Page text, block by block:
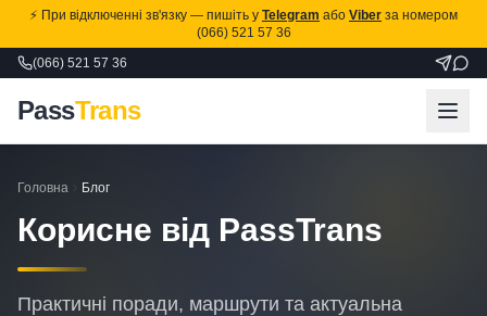
⚡ При відключенні зв'язку — пишіть у Telegram або Viber за номером
(066) 521 57 36
(066) 521 57 36
PassTrans
Головна Блог
Корисне від PassTrans
Практичні поради, маршрути та актуальна